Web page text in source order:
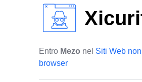
Entro Mezo nel Siti Web
browser